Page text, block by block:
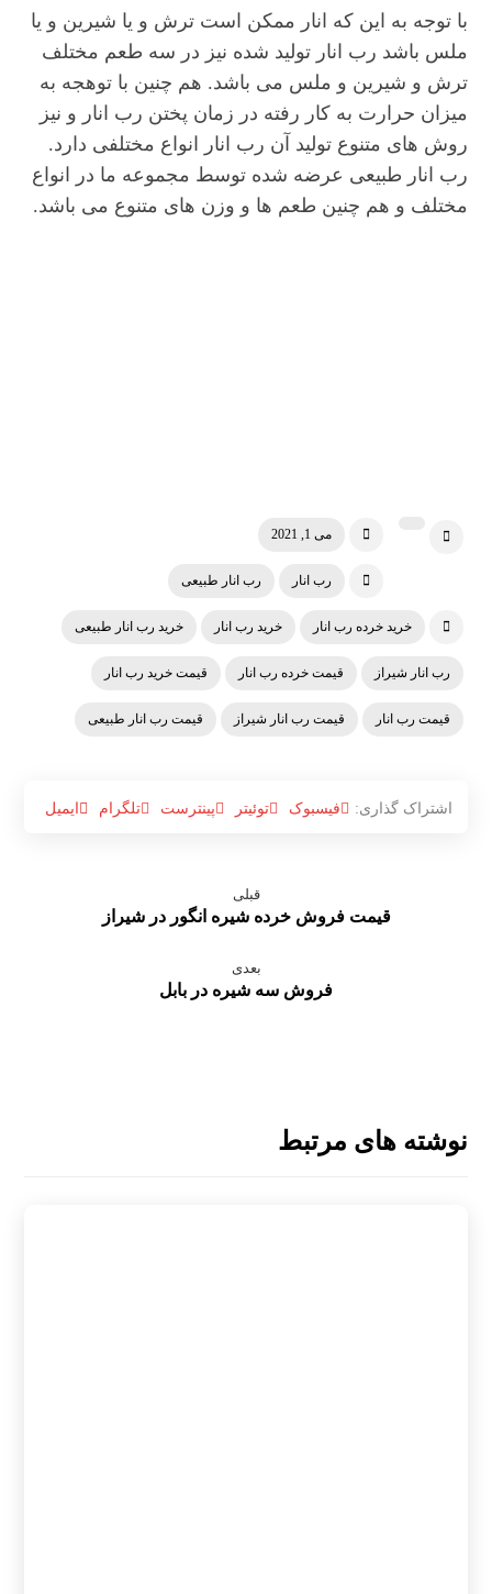
با توجه به این که انار ممکن است ترش و یا شیرین و یا
ملس باشد رب انار تولید شده نیز در سه طعم مختلف
ترش و شیرین و ملس می باشد. هم چنین با توهجه به
میزان حرارت به کار رفته در زمان پختن رب انار و نیز
روش های متنوع تولید آن رب انار انواع مختلفی دارد.
رب انار طبیعی عرضه شده توسط مجموعه ما در انواع
مختلف و هم چنین طعم ها و وزن های متنوع می باشد.
می 1, 2021
رب انار رب انار طبیعی
خرید خرده رب انار خرید رب انار خرید رب انار طبیعی
رب انار شیراز قیمت خرده رب انار قیمت خرید رب انار
قیمت رب انار قیمت رب انار شیراز قیمت رب انار طبیعی
فیسبوک توئیتر پینترست تلگرام ایمیل
قبلی
قیمت فروش خرده شیره انگور در شیراز
بعدی
فروش سه شیره در بابل
نوشته های مرتبط